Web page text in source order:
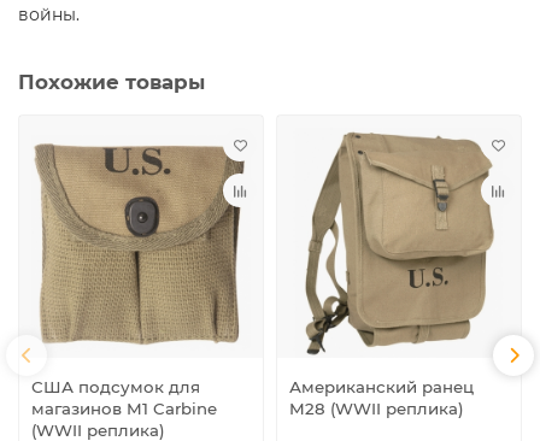
войны.
Похожие товары
США подсумок для
магазинов M1 Carbine
(WWII реплика)
Американский ранец
M28 (WWII реплика)